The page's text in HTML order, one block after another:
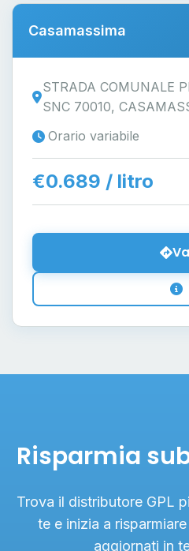
Casamassima
STRADA COMUNALE
SNC 70010,
Orario variabile
€0.689 / litro
Risparmia
Trova il distributore GPL
te e inizia a
aggiornati in